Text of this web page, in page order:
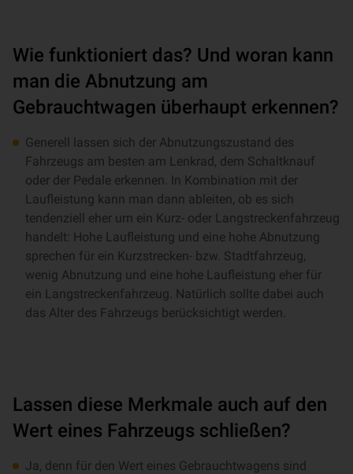
Wie funktioniert das? Und woran kann
man die Abnutzung am
Gebrauchtwagen überhaupt erkennen?
Generell lassen sich der Abnutzungszustand des
Fahrzeugs am besten am Lenkrad, dem Schaltknauf
oder der Pedale erkennen. In Kombination mit der
Laufleistung kann man dann ableiten, ob es sich
tendenziell eher um ein Kurz- oder Langstreckenfahrzeug
handelt: Hohe Laufleistung und eine hohe Abnutzung
sprechen für ein Kurzstrecken- bzw. Stadtfahrzeug,
wenig Abnutzung und eine hohe Laufleistung eher für
ein Langstreckenfahrzeug. Natürlich sollte dabei auch
das Alter des Fahrzeugs berücksichtigt werden.
Lassen diese Merkmale auch auf den
Wert eines Fahrzeugs schließen?
Ja, denn für den Wert eines Gebrauchtwagens sind